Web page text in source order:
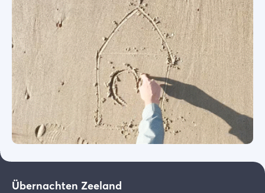
Übernachten Zeeland